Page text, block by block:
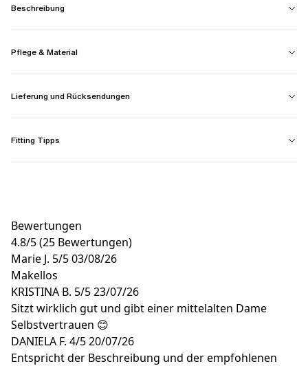
Beschreibung
Pflege & Material
Lieferung und Rücksendungen
Fitting Tipps
Bewertungen
4.8/5(25 Bewertungen)
Marie J. 5/503/08/26
Makellos
KRISTINA B. 5/523/07/26
Sitzt wirklich gut und gibt einer mittelalten Dame
Selbstvertrauen 😊
DANIELA F. 4/520/07/26
Entspricht der Beschreibung und der empfohlenen